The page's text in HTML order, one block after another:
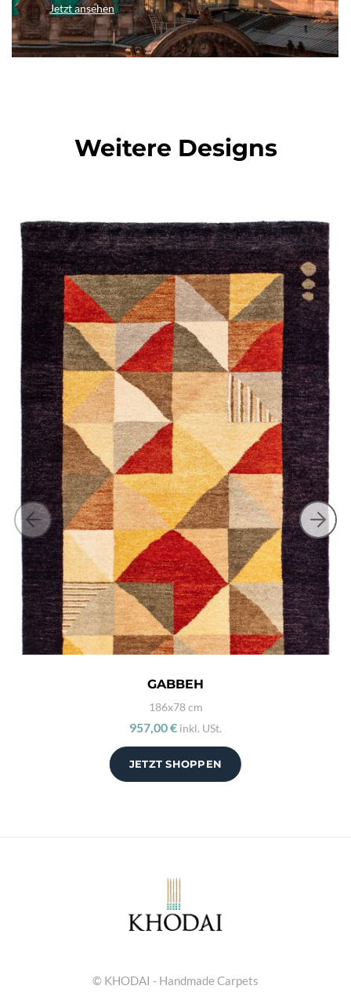
Jetzt ansehen
Weitere Designs
JETZT SHOPPEN
GABBEH
186x78 cm
957,00 € inkl. USt.
© KHODAI - Handmade Carpets